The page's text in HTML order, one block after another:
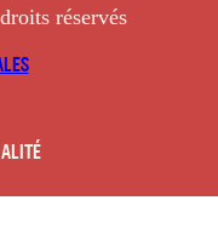
réservés